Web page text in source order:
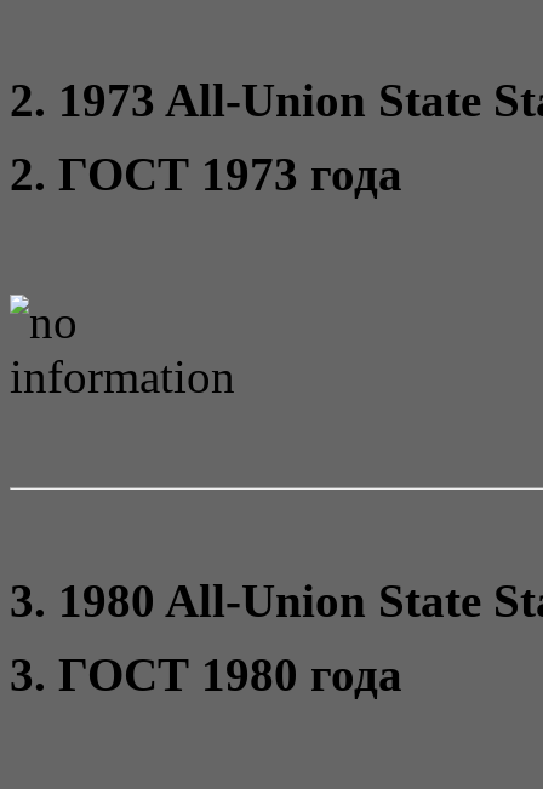
2. 1973 All-Union State
2. ГОСТ 1973 года
3. 1980 All-Union State
3. ГОСТ 1980 года